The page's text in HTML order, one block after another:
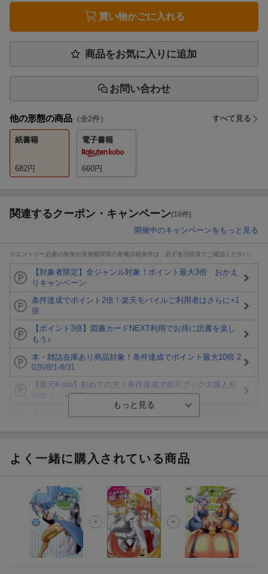
買い物かごに入れる
商品をお気に入りに追加
お問い合わせ
他の形態の商品 （全2件） すべて見る
紙書籍
682円
電子書籍
660円
関連するクーポン・キャンペーン(10件)
開催中のキャンペーンをもっと見る
※エントリー必要の有無や実施期間等の各種詳細条件は、必ず各説明頁でご確認ください。
【対象者限定】全ジャンル対象！ポイント最大3倍 おかえ
りキャンペーン
条件達成でポイント2倍！楽天モバイルご利用者はさらに+1
倍
【ポイント3倍】図書カードNEXT利用でお得に読書を楽し
もう♪
本・雑誌在庫あり商品対象！条件達成でポイント最大10倍 2
026/8/1-8/31
【楽天Kobo】初めての方！条件達成で楽天ブックス購入分
がポイント20倍
ト山分け
エントリー＆3,000円以上購入で無料データSIM（3GB/月プ
ラン）が当たる！
楽天モバイル紹介キャンペーンの拡散で300円OFFクーポン
進呈
よく一緒に購入されている商品